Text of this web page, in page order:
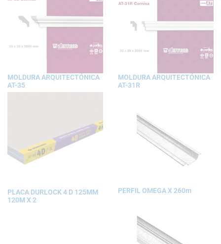
MOLDURA ARQUITECTÓNICA
AT-35
MOLDURA ARQUITECTÓNICA
AT-31R
PLACA DURLOCK 4 D 125MM
120M X 2
PERFIL OMEGA X 260m